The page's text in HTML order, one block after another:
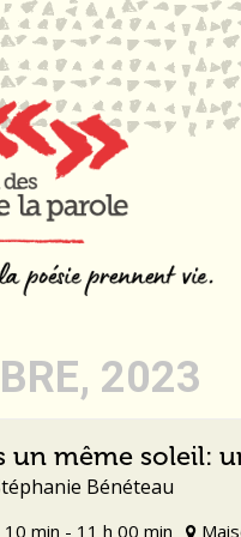
2023
un même soleil:
Bénéteau
10 min - 11 h 00 min